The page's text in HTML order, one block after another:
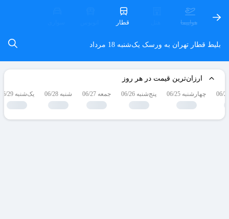
هواپیما قطار
بلیط قطار تهران به ورسک یک‌شنبه 18 مرداد
ارزان‌ترین قیمت در هر روز
چهارشنبه 06/25 پنج‌شنبه 06/26 جمعه 06/27 شنبه 06/28 یک‌شنبه 06/29